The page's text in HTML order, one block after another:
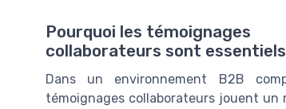
Pourquoi les témoignages
collaborateurs sont essentiels
Dans un environnement B2B
témoignages collaborateurs jouent un